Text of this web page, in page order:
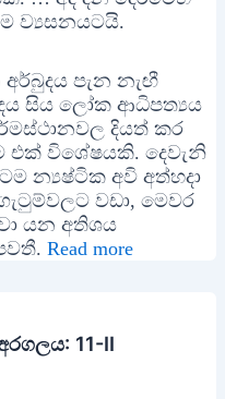
ව්‍යසනයටයි.
පැන නැඟී
සිය ලෝක ආධිපත්‍යය
දියත් කර
එක් විශේෂයකි. දෙවැනි
න්‍යෂ්ටික අවි අත්හදා
වඩා, මෙවර
යන අතිශය
Read more
11-II